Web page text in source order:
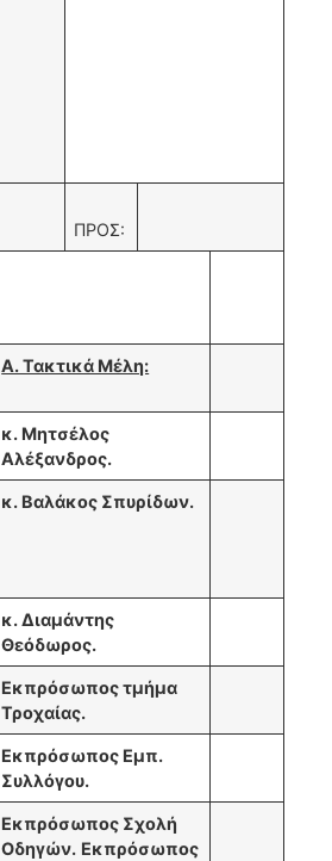
ΠΡΟΣ:
Α. Τακτικά Μέλη:
κ. Μητσέλος
Αλέξανδρος.
κ. Βαλάκος Σπυρίδων.
κ. Διαμάντης
Θεόδωρος.
Εκπρόσωπος τμήμα
Τροχαίας.
Εκπρόσωπος Εμπ.
Συλλόγου.
Εκπρόσωπος Σχολή
Οδηγών. Εκπρόσωπος